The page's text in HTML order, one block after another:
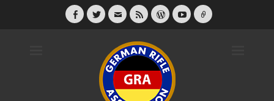
Facebook
Twitter
E-
Feed WordPress
YouTube
Link